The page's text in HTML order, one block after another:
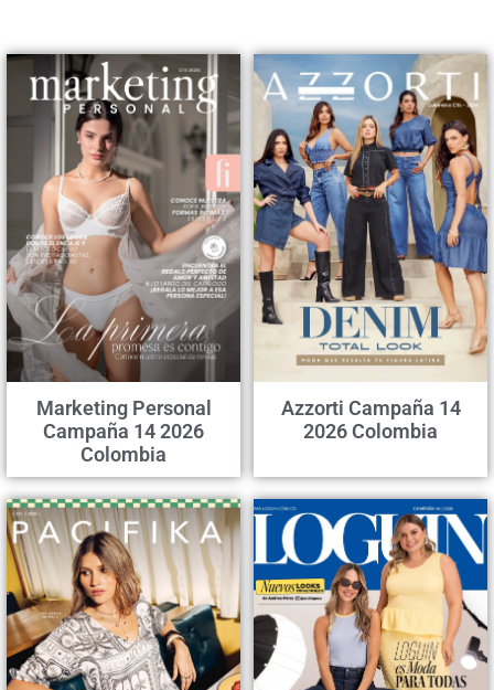
Marketing Personal
Campaña 14 2026
Colombia
Azzorti Campaña 14
2026 Colombia